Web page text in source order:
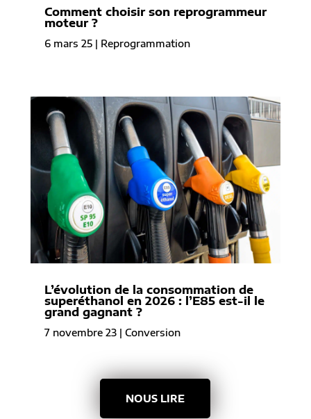
Comment choisir son reprogrammeur
moteur ?
6 mars 25| Reprogrammation
L’évolution de la consommation de
superéthanol en 2026 : l’E85 est-il le
grand gagnant ?
7 novembre 23| Conversion
NOUS LIRE